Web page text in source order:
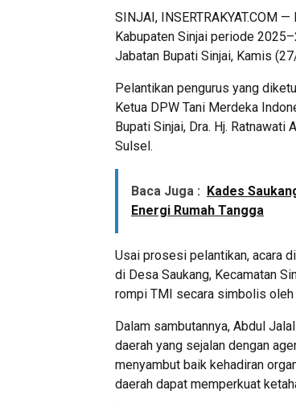
SINJAI, INSERTRAKYAT.COM
Kabupaten Sinjai periode
Jabatan Bupati Sinjai, Kamis
Pelantikan pengurus yang
Ketua DPW Tani Merdeka
Bupati Sinjai, Dra. Hj.
Sulsel.
Baca Juga :
Kades
Energi Rumah Tangga
Usai prosesi pelantikan, acara
di Desa Saukang, Kecamatan
rompi TMI secara simbolis oleh
Dalam sambutannya, Abdul
daerah yang sejalan dengan
menyambut baik kehadiran
daerah dapat memperkuat